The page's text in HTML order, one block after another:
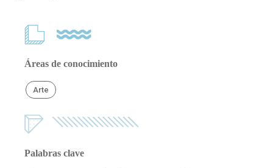
Áreas de conocimiento
Arte
Palabras clave